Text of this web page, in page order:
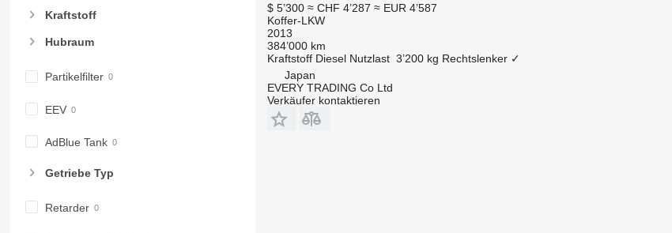
Kraftstoff
Hubraum
Partikelfilter
EEV
AdBlue Tank
Getriebe Typ
Retarder
$ 5’300 ≈ CHF 4’287 ≈ EUR 4’587
Koffer-LKW
2013
384’000 km
Kraftstoff Diesel Nutzlast 3’200 kg Rechtslenker ✓
Japan
EVERY TRADING Co Ltd
Verkäufer kontaktieren